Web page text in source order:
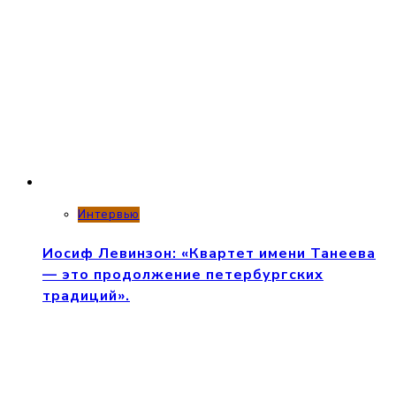
Интервью
Иосиф Левинзон: «Квартет имени Танеева
— это продолжение петербургских
традиций».